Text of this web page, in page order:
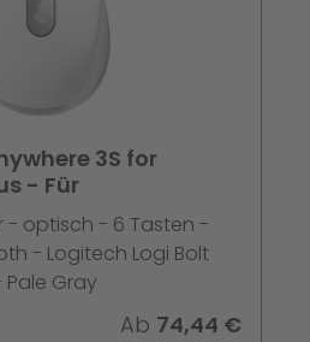
3S for
- Für
- optisch - 6 Tasten -
- Logitech Logi Bolt
Gray
Ab 74,44 €